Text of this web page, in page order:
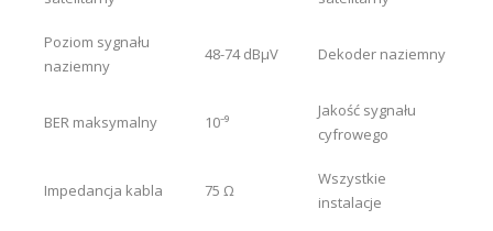
Poziom sygnału
naziemny
48-74 dBμV Dekoder naziemny
BER maksymalny 10⁻⁹
Jakość sygnału
cyfrowego
Impedancja kabla 75 Ω
Wszystkie
instalacje